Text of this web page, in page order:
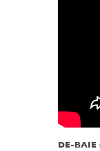
DE-BAIE